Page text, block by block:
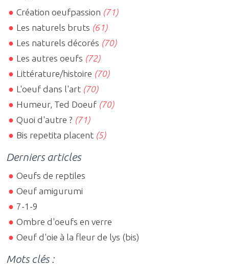
Création oeufpassion (71)
Les naturels bruts (61)
Les naturels décorés (70)
Les autres oeufs (72)
Littérature/histoire (70)
L'oeuf dans l'art (70)
Humeur, Ted Doeuf (70)
Quoi d'autre ? (71)
Bis repetita placent (5)
Derniers articles
Oeufs de reptiles
Oeuf amigurumi
7-1-9
Ombre d'oeufs en verre
Oeuf d'oie à la fleur de lys (bis)
Mots clés :